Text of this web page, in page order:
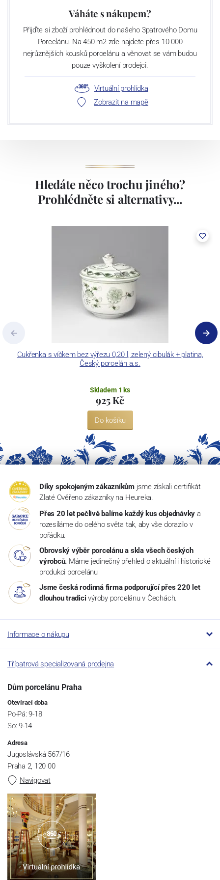
Váháte s nákupem?
Přijďte si zboží prohlédnout do našeho 3patrového Domu
Porcelánu. Na 450 m2 zde najdete přes 10 000
nejrůznějších kousků porcelánu a věnovat se vám budou
pouze vyškolení prodejci.
Virtuální prohlídka
Zobrazit na mapě
Hledáte něco trochu jiného?
Prohlédněte si alternativy...
Cukřenka s víčkem bez výřezu 0,20 l, zelený cibulák + platina,
Český porcelán a.s.
Skladem 1 ks
925 Kč
Do košíku
Díky spokojeným zákazníkům jsme získali certifikát
Zlaté Ověřeno zákazníky na Heureka.
Přes 20 let pečlivě balíme každý kus objednávky a
rozesíláme do celého světa tak, aby vše dorazilo v
pořádku.
Obrovský výběr porcelánu a skla všech českých
výrobců. Máme jedinečný přehled o aktuální i historické
produkci porcelánu
Jsme česká rodinná firma podporující přes 220 let
dlouhou tradici výroby porcelánu v Čechách.
Informace o nákupu
Třípatrová specializovaná prodejna
Dům porcelánu Praha
Otevírací doba
Po-Pá: 9-18
So: 9-14
Adresa
Jugoslávská 567/16
Praha 2, 120 00
Navigovat